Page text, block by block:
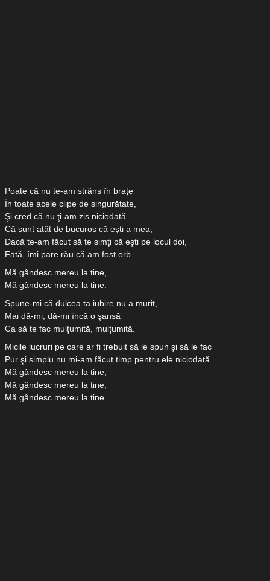
Poate că nu te-am strâns în braţe
În toate acele clipe de singurătate,
Şi cred că nu ţi-am zis niciodată
Că sunt atât de bucuros că eşti a mea,
Dacă te-am făcut să te simţi că eşti pe locul doi,
Fată, îmi pare rău că am fost orb.
Mă gândesc mereu la tine,
Mă gândesc mereu la tine.
Spune-mi că dulcea ta iubire nu a murit,
Mai dă-mi, dă-mi încă o şansă
Ca să te fac mulţumită, mulţumită.
Micile lucruri pe care ar fi trebuit să le spun şi să le fac
Pur şi simplu nu mi-am făcut timp pentru ele niciodată
Mă gândesc mereu la tine,
Mă gândesc mereu la tine,
Mă gândesc mereu la tine.